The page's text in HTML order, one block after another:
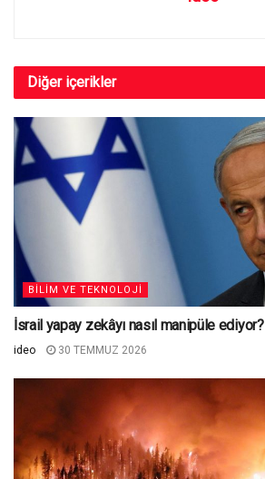
Diğer içerikler
BILIM VE TEKNOLOJI
İsrail yapay zekâyı nasıl manipüle ediyor?
ideo 30 TEMMUZ 2026